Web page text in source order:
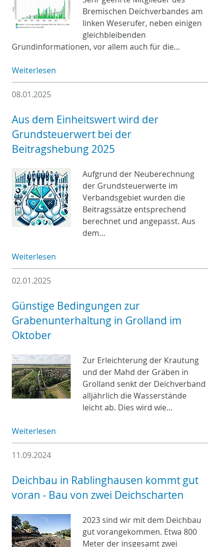
Bremischen Deichverbandes am
linken Weserufer, neben einigen
gleichbleibenden
Grundinformationen, vor allem auch für die…
Weiterlesen
08.01.2025
Aus dem Einheitswert wird der
Grundsteuerwert bei der
Beitragshebung 2025
Aufgrund der Neuberechnung
der Grundsteuerwerte im
Verbandsgebiet wurden die
Beitragssätze entsprechend
berechnet und angepasst. Aus
dem…
Weiterlesen
02.01.2025
Günstige Bedingungen zur
Grabenunterhaltung in Grolland im
Oktober
Zur Erleichterung der Krautung
und der Mahd der Gräben in
Grolland senkt der Deichverband
alljährlich die Wasserstände
leicht ab. Dies wird wie…
Weiterlesen
11.09.2024
Deichbau in Rablinghausen kommt gut
voran - Bau von zwei Deichscharten
2023 sind wir mit dem Deichbau
gut vorangekommen. Etwa 800
Meter der insgesamt zwei